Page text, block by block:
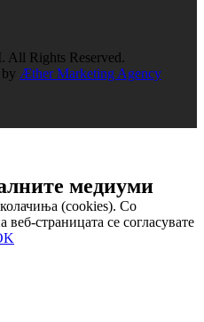
Rights Reserved.
by Æther Marketing Agency
медиуми
(cookies). Со
страницата се согласувате